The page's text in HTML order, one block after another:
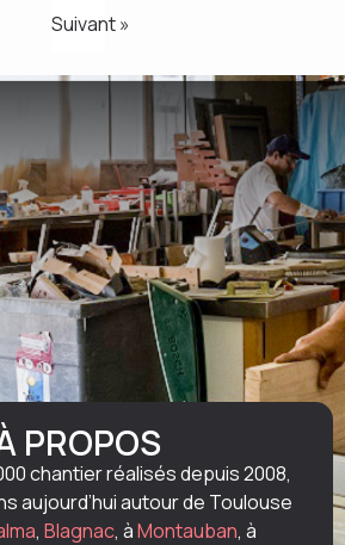
Suivant »
PROPOS
chantier réalisés depuis 2008,
aujourd’hui autour de Toulouse
, Blagnac, àMontauban, à